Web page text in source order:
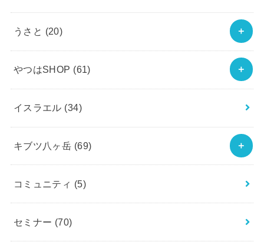
うさと (20)
やつはSHOP (61)
イスラエル (34)
キブツ八ヶ岳 (69)
コミュニティ (5)
セミナー (70)